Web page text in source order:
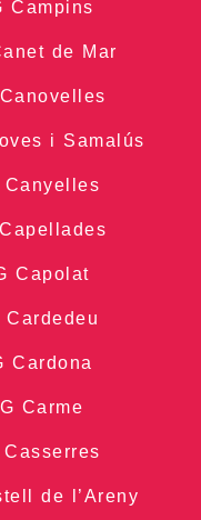
Campins
de Mar
i Samalús
Capolat
Cardona
Carme
de l’Areny